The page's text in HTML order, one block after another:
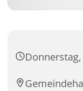
Donnerstag,